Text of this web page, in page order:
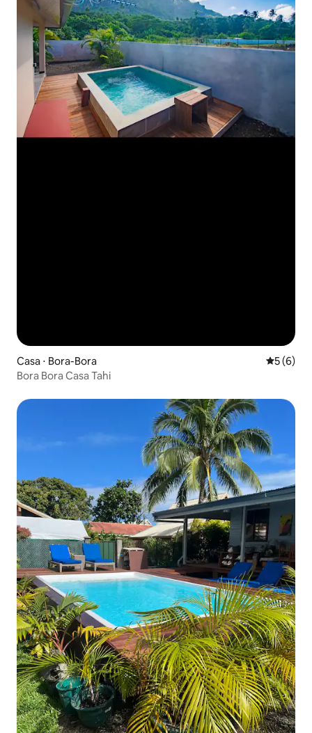
Casa ⋅ Bora-Bora 5 de
5 (6)
Bora Bora Casa Tahi